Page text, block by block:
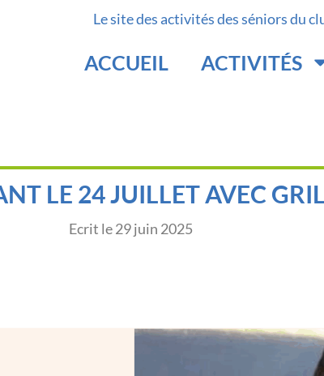
Le site des activités des séniors du
ACCUEIL ACTIVITÉS
LE 24 JUILLET AVEC
Ecrit le 29 juin 2025